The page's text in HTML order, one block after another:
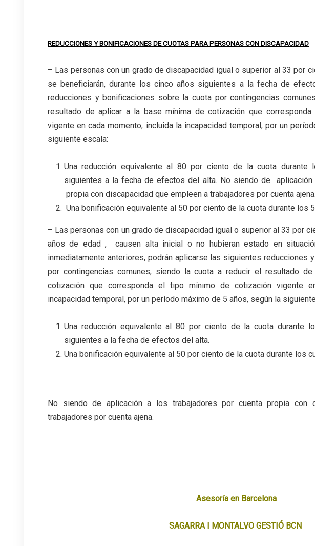
REDUCCIONES Y BONIFICACIONES DE CUOTAS PARA PERSONAS CON DISCAPACIDAD
– Las personas con un grado de discapacidad igual o superior al 33 por
se beneficiarán, durante los cinco años siguientes a la fecha de
reducciones y bonificaciones sobre la cuota por contingencias
resultado de aplicar a la base mínima de cotización que
vigente en cada momento, incluida la incapacidad temporal, por un
siguiente escala:
Una reducción equivalente al 80 por ciento de la cuota durante
siguientes a la fecha de efectos del alta. No siendo de aplicación
propia con discapacidad que empleen a trabajadores por cuenta ajena.
Una bonificación equivalente al 50 por ciento de la cuota durante los
– Las personas con un grado de discapacidad igual o superior al 33 por
años de edad , causen alta inicial o no hubieran estado en
inmediatamente anteriores, podrán aplicarse las siguientes reducciones
por contingencias comunes, siendo la cuota a reducir el resultado
cotización que corresponda el tipo mínimo de cotización vigente
incapacidad temporal, por un período máximo de 5 años, según la
Una reducción equivalente al 80 por ciento de la cuota durante
siguientes a la fecha de efectos del alta.
Una bonificación equivalente al 50 por ciento de la cuota durante los
No siendo de aplicación a los trabajadores por cuenta propia con
trabajadores por cuenta ajena.
Asesoría en Barcelona
SAGARRA I MONTALVO GESTIÓ BCN